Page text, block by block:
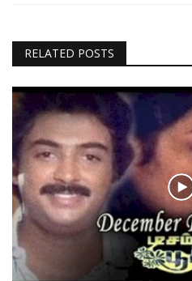
RELATED POSTS